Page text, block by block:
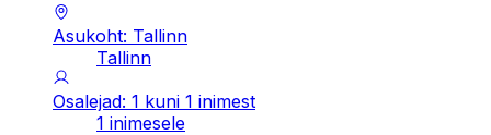
Asukoht: Tallinn
Tallinn
Osalejad: 1 kuni 1 inimest
1 inimesele